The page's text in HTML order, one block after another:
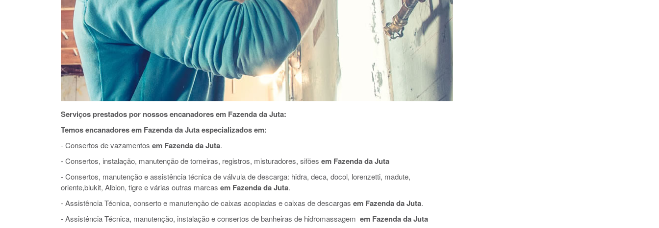
Serviços prestados por nossos encanadores em Fazenda da Juta:
Temos encanadores em Fazenda da Juta especializados em:
- Consertos de vazamentos em Fazenda da Juta.
- Consertos, instalação, manutenção de torneiras, registros, misturadores, sifões em Fazenda da Juta
- Consertos, manutenção e assistência técnica de válvula de descarga: hidra, deca, docol, lorenzetti, madute,
oriente,blukit, Albion, tigre e várias outras marcas em Fazenda da Juta.
- Assistência Técnica, conserto e manutenção de caixas acopladas e caixas de descargas em Fazenda da Juta.
- Assistência Técnica, manutenção, instalação e consertos de banheiras de hidromassagem em Fazenda da Juta